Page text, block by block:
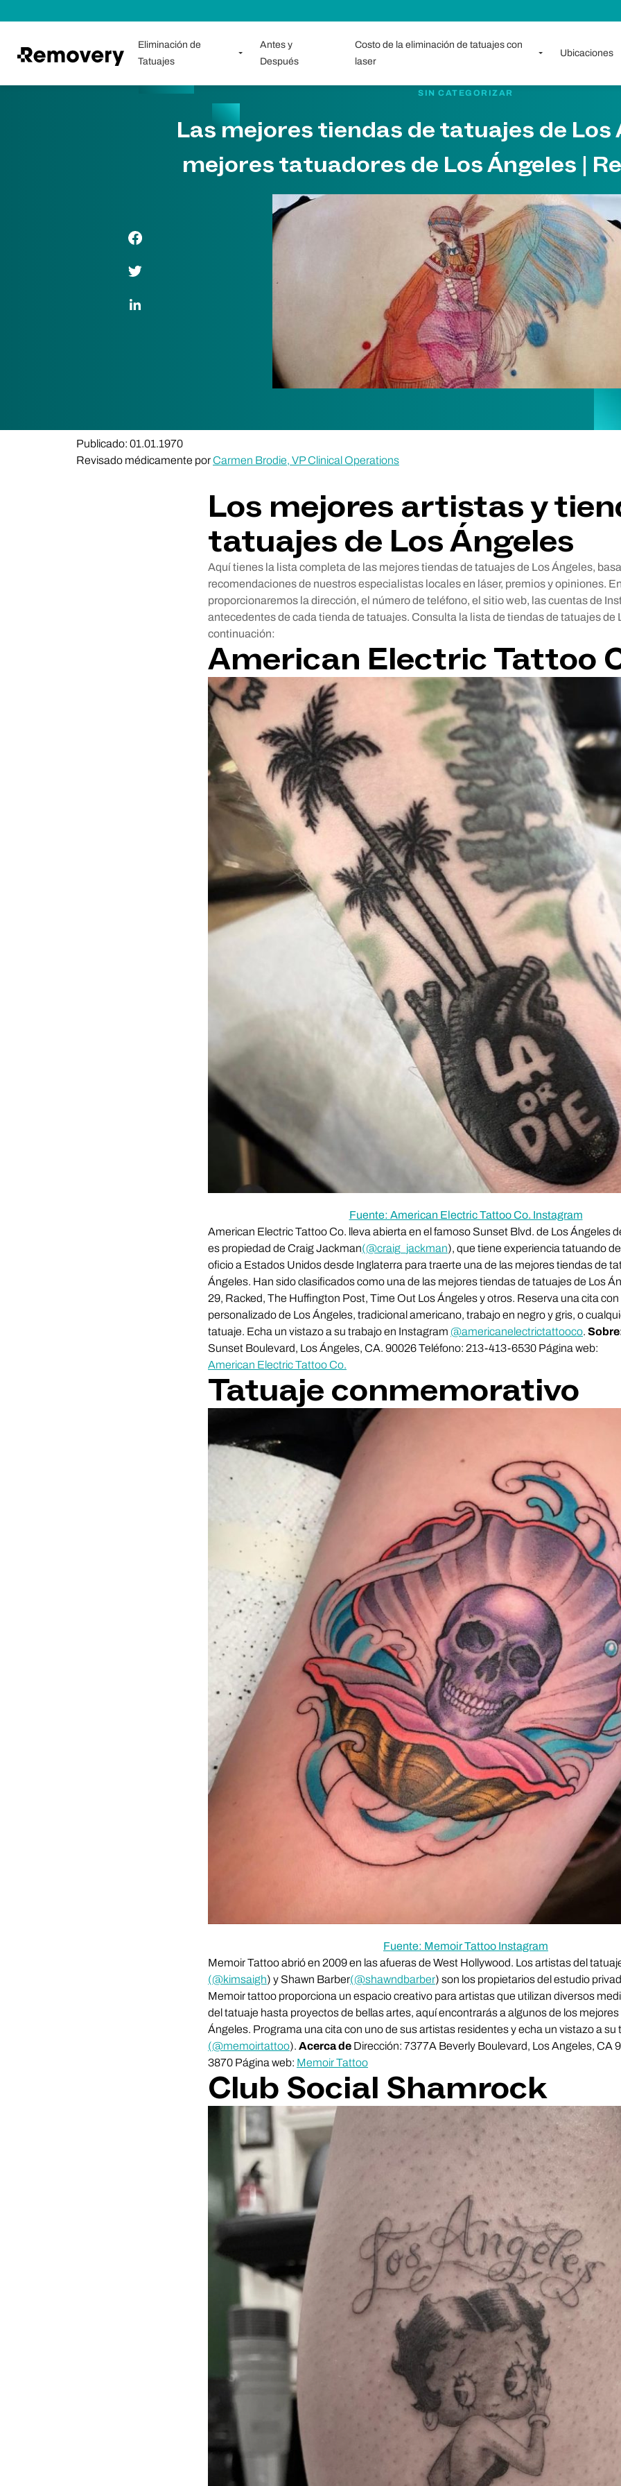
Eliminación de
Tatuajes
Antes y
Después
Costo de la eliminación de tatuajes con
laser
Ubicaciones
Enlace de Facebook
Enlace de Twitter
Enlace de LinkedIn
SIN CATEGORIZAR
Las mejores tiendas de tatuajes de Los
mejores tatuadores de Los Ángeles |
Publicado: 01.01.1970
Revisado médicamente porCarmen Brodie, VP Clinical Operations
Los mejores artistas y
tatuajes de Los Ángeles
Aquí tienes la lista completa de las mejores tiendas de tatuajes de Los Ángeles,
recomendaciones de nuestros especialistas locales en láser, premios y opiniones.
proporcionaremos la dirección, el número de teléfono, el sitio web, las cuentas de
antecedentes de cada tienda de tatuajes. Consulta la lista de tiendas de tatuajes de
continuación:
American Electric Tattoo
Fuente: American Electric Tattoo Co. Instagram
American Electric Tattoo Co. lleva abierta en el famoso Sunset Blvd. de Los Ángeles
es propiedad de Craig Jackman(@craig_jackman), que tiene experiencia tatuando
oficio a Estados Unidos desde Inglaterra para traerte una de las mejores tiendas de
Ángeles. Han sido clasificados como una de las mejores tiendas de tatuajes de Los
29, Racked, The Huffington Post, Time Out Los Ángeles y otros. Reserva una cita
personalizado de Los Ángeles, tradicional americano, trabajo en negro y gris, o
tatuaje. Echa un vistazo a su trabajo en Instagram @americanelectrictattooco.
Sunset Boulevard, Los Ángeles, CA. 90026 Teléfono: 213-413-6530 Página web:
American Electric Tattoo Co.
Tatuaje conmemorativo
Fuente: Memoir Tattoo Instagram
Memoir Tattoo abrió en 2009 en las afueras de West Hollywood. Los artistas del
(@kimsaigh) y Shawn Barber(@shawndbarber) son los propietarios del estudio
Memoir tattoo proporciona un espacio creativo para artistas que utilizan diversos
del tatuaje hasta proyectos de bellas artes, aquí encontrarás a algunos de los
Ángeles. Programa una cita con uno de sus artistas residentes y echa un vistazo a
(@memoirtattoo). Acerca de Dirección: 7377A Beverly Boulevard, Los Angeles, CA
3870 Página web: Memoir Tattoo
Club Social Shamrock